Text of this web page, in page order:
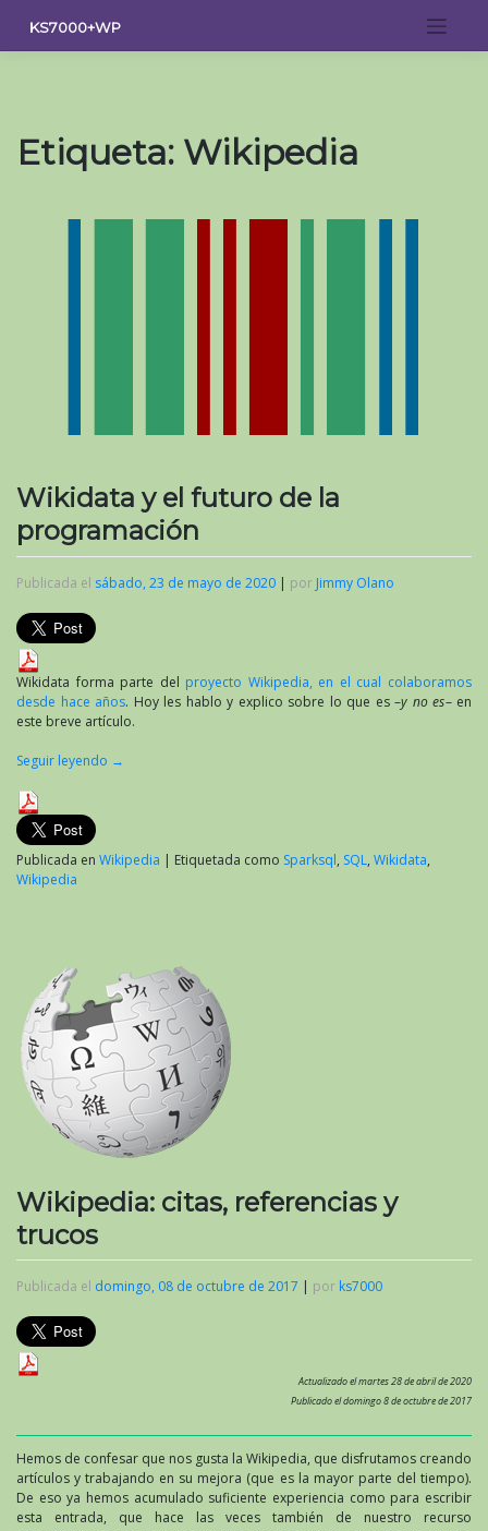
contenido
KS7000+WP
Etiqueta: Wikipedia
Wikidata y el futuro de la
programación
Publicada el sábado, 23 de mayo de 2020 | por Jimmy Olano
Wikidata forma parte del proyecto Wikipedia, en el cual colaboramos
desde hace años. Hoy les hablo y explico sobre lo que es –y no es– en
este breve artículo.
Seguir leyendo →
Publicada en Wikipedia | Etiquetada como Sparksql, SQL, Wikidata,
Wikipedia
Wikipedia: citas, referencias y
trucos
Publicada el domingo, 08 de octubre de 2017 | por ks7000
Actualizado el martes 28 de abril de 2020
Publicado el domingo 8 de octubre de 2017
Hemos de confesar que nos gusta la Wikipedia, que disfrutamos creando
artículos y trabajando en su mejora (que es la mayor parte del tiempo).
De eso ya hemos acumulado suficiente experiencia como para escribir
esta entrada, que hace las veces también de nuestro recurso